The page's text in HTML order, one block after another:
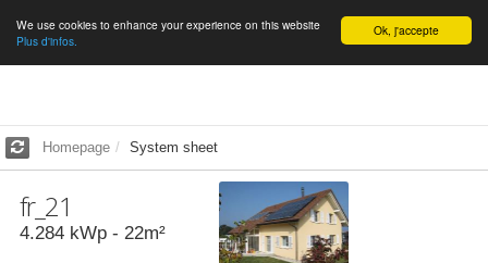
English Ok, j'accepte
We use cookies to enhance your experience on this website
Plus d'infos.
Homepage System sheet
fr_21
4.284 kWp - 22m²